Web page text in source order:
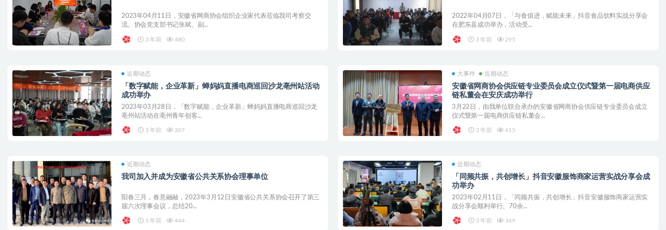
2023年04月11日，安徽省网商协会组织企业家代表莅临我司考察交
流。协会党支部书记张斌、副...
3 年前 480
2022年04月07日，「与食俱进，赋能未来」抖音食品饮料实战分享会
在肥东县成功举办，活动受...
3 年前 295
近期动态
「数字赋能，企业革新」蝉妈妈直播电商巡回沙龙亳州站活动
成功举办
2023年03月28日，「数字赋能，企业革新」蝉妈妈直播电商巡回沙龙
亳州站活动在亳州青年创客...
3 年前 307
大事件 近期动态
安徽省网商协会供应链专业委员会成立仪式暨第一届电商供应
链私董会在安庆成功举行
3月22日，由我单位联合承办的安徽省网商协会供应链专业委员会成立
仪式暨第一届电商供应链私董会...
3 年前 415
近期动态
我司加入并成为安徽省公共关系协会理事单位
阳春三月，春意融融，2023年3月12日安徽省公共关系协会召开了第三
届六次理事会议，总结20...
3 年前 444
近期动态
「同频共振，共创增长」抖音安徽服饰商家运营实战分享会成
功举办
2023年02月11日，「同频共振，共创增长」抖音安徽服饰商家运营实
战分享会顺利举行。70余...
3 年前 349